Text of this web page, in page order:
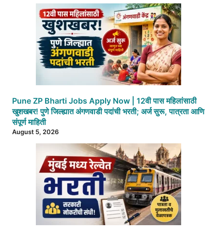
Pune ZP Bharti Jobs Apply Now | 12वी पास महिलांसाठी
खुशखबर! पुणे जिल्ह्यात अंगणवाडी पदांची भरती; अर्ज सुरू, पात्रता आणि
संपूर्ण माहिती
August 5, 2026